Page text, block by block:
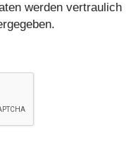
werden vertraulich